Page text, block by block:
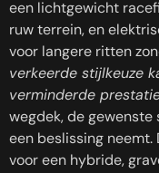
een lichtgewicht
ruw terrein, en
voor langere ritten
verkeerde stijlkeuze
verminderde
wegdek, de
een beslissing
voor een hybride,